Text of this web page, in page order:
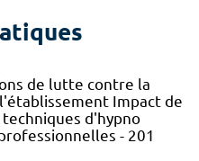
de lutte contre la
Impact de
d'hypno
- 201